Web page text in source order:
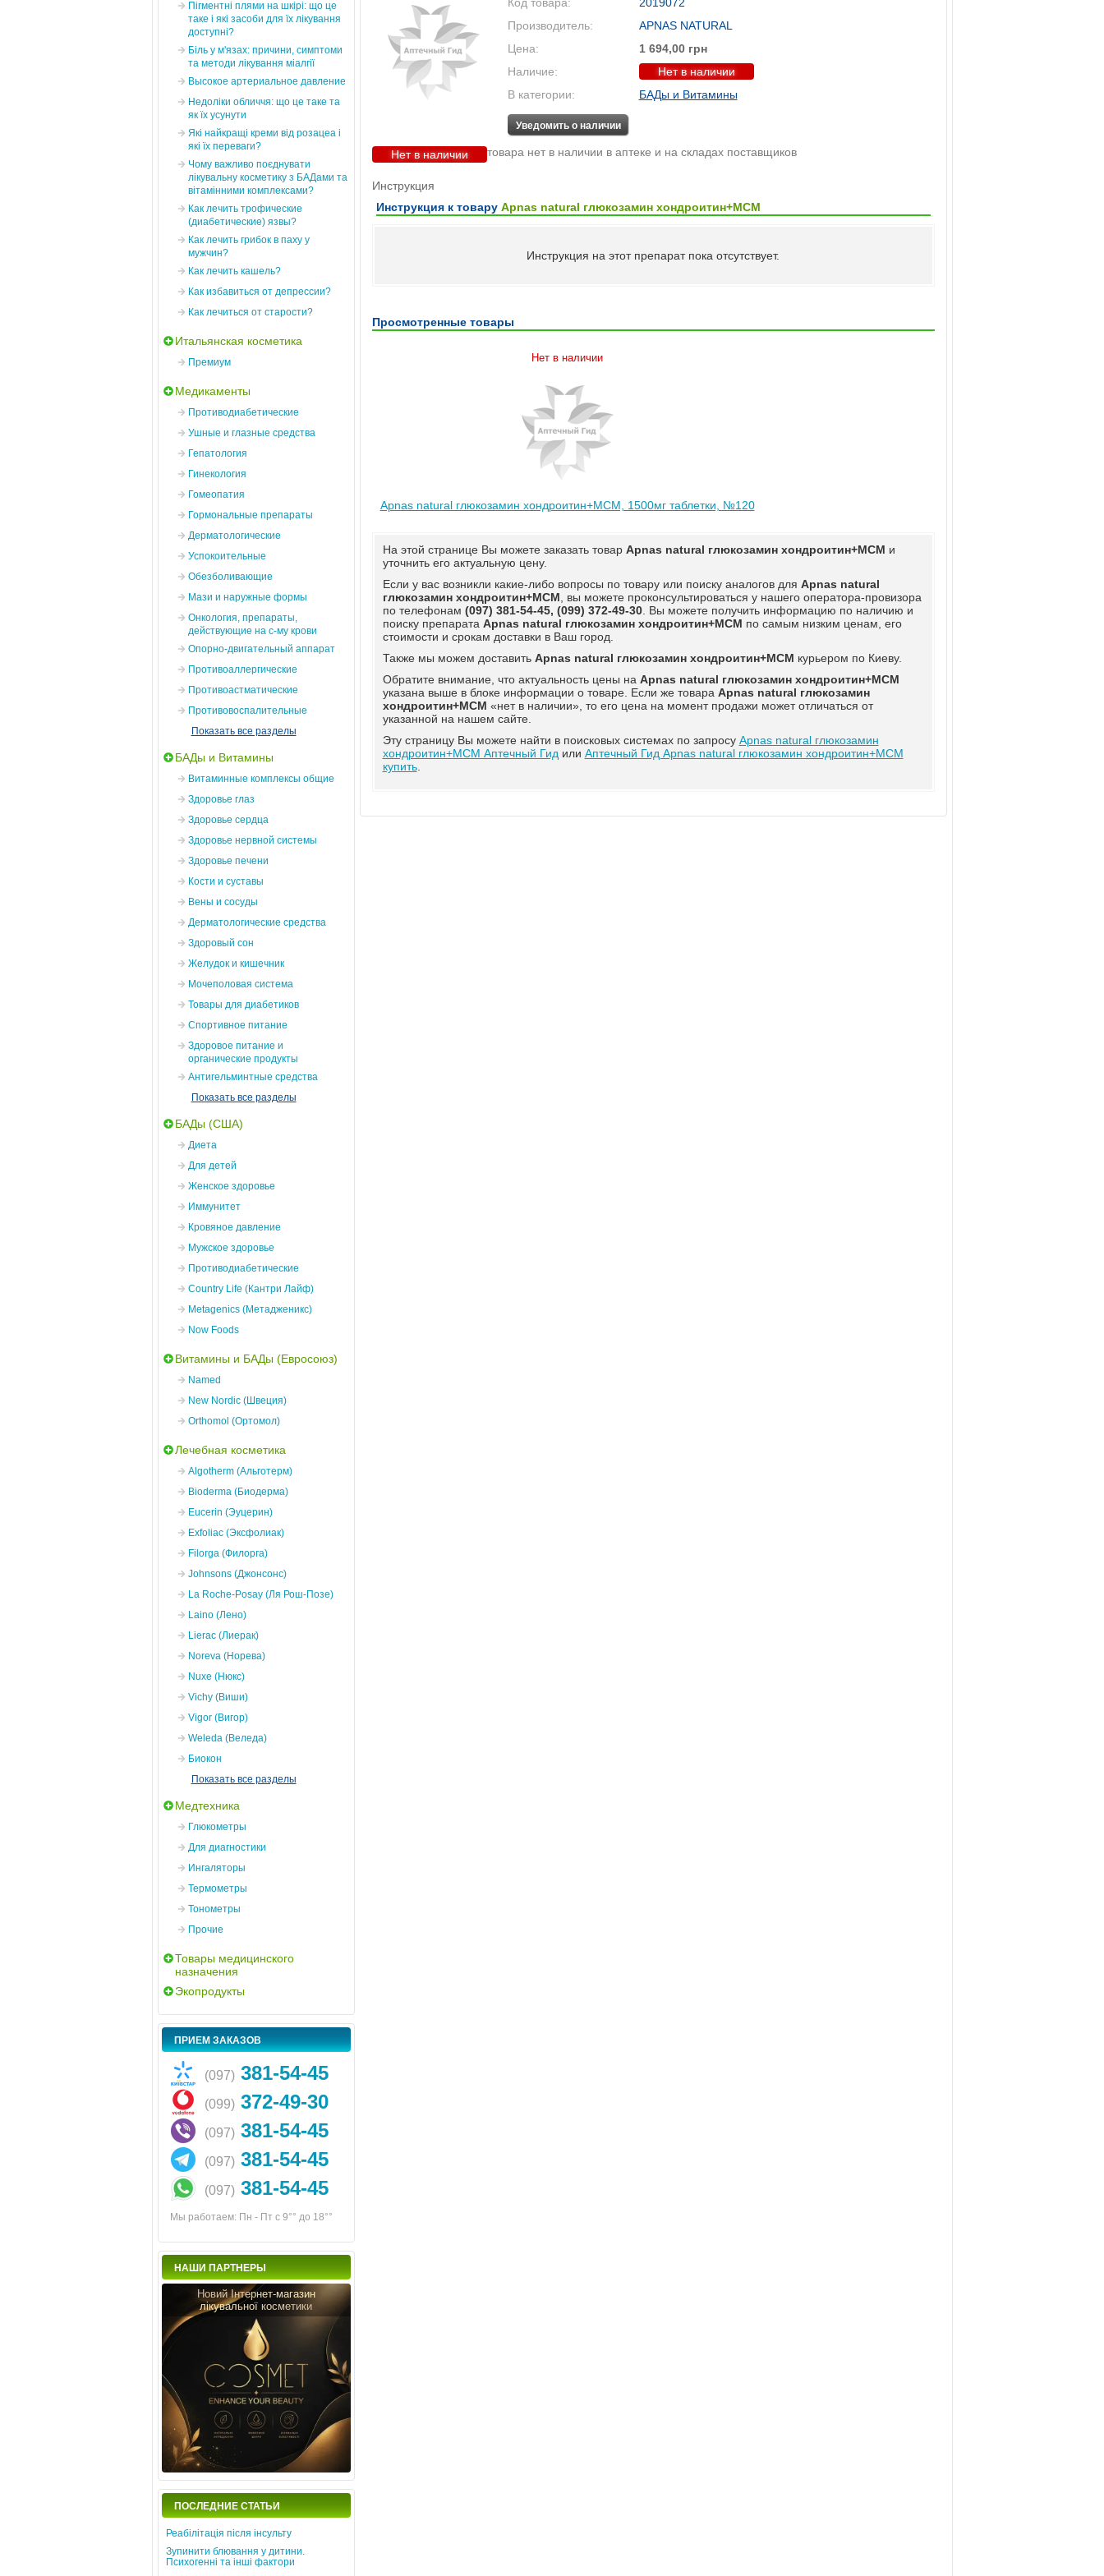
Пігментні плями на шкірі: що це
таке і які засоби для їх лікування
доступні?
Біль у м'язах: причини, симптоми
та методи лікування міалгії
Высокое артериальное давление
Недоліки обличчя: що це таке та
як їх усунути
Які найкращі креми від розацеа і
які їх переваги?
Чому важливо поєднувати
лікувальну косметику з БАДами та
вітамінними комплексами?
Как лечить трофические
(диабетические) язвы?
Как лечить грибок в паху у
мужчин?
Как лечить кашель?
Как избавиться от депрессии?
Как лечиться от старости?
Итальянская косметика
Премиум
Медикаменты
Противодиабетические
Ушные и глазные средства
Гепатология
Гинекология
Гомеопатия
Гормональные препараты
Дерматологические
Успокоительные
Обезболивающие
Мази и наружные формы
Онкология, препараты,
действующие на с-му крови
Опорно-двигательный аппарат
Противоаллергические
Противоастматические
Противовоспалительные
Показать все разделы
БАДы и Витамины
Витаминные комплексы общие
Здоровье глаз
Здоровье сердца
Здоровье нервной системы
Здоровье печени
Кости и суставы
Вены и сосуды
Дерматологические средства
Здоровый сон
Желудок и кишечник
Мочеполовая система
Товары для диабетиков
Спортивное питание
Здоровое питание и
органические продукты
Антигельминтные средства
Показать все разделы
БАДы (США)
Диета
Для детей
Женское здоровье
Иммунитет
Кровяное давление
Мужское здоровье
Противодиабетические
Country Life (Кантри Лайф)
Metagenics (Метадженикс)
Now Foods
Витамины и БАДы (Евросоюз)
Named
New Nordic (Швеция)
Orthomol (Ортомол)
Лечебная косметика
Algotherm (Альготерм)
Bioderma (Биодерма)
Eucerin (Эуцерин)
Exfoliac (Эксфолиак)
Filorga (Филорга)
Johnsons (Джонсонс)
La Roche-Posay (Ля Рош-Позе)
Laino (Лено)
Lierac (Лиерак)
Noreva (Норева)
Nuxe (Нюкс)
Vichy (Виши)
Vigor (Вигор)
Weleda (Веледа)
Биокон
Показать все разделы
Медтехника
Глюкометры
Для диагностики
Ингаляторы
Термометры
Тонометры
Прочие
Товары медицинского
назначения
Экопродукты
ПРИЕМ ЗАКАЗОВ
(097)381-54-45
(099)372-49-30
(097)381-54-45
(097)381-54-45
(097)381-54-45
Мы работаем: Пн - Пт с 9°° до 18°°
НАШИ ПАРТНЕРЫ
Новий Інтернет-магазин
лікувальної косметики
ПОСЛЕДНИЕ СТАТЬИ
Реабілітація після інсульту
Зупинити блювання у дитини.
Психогенні та інші фактори
Производитель:
APNAS NATURAL
Цена:
1 694,00 грн
Наличие:
Нет в наличии
В категории:
БАДы и Витамины
Уведомить о наличии
Нет в наличии товара нет в наличии в аптеке и на складах поставщиков
Инструкция
Инструкция к товару Apnas natural глюкозамин хондроитин+МСМ
Инструкция на этот препарат пока отсутствует.
Просмотренные товары
Нет в наличии
Apnas natural глюкозамин хондроитин+МСМ, 1500мг таблетки, №120
На этой странице Вы можете заказать товар Apnas natural глюкозамин хондроитин+МСМ и
уточнить его актуальную цену.
Если у вас возникли какие-либо вопросы по товару или поиску аналогов для Apnas natural
глюкозамин хондроитин+МСМ , вы можете проконсультироваться у нашего оператора-провизора
по телефонам (097) 381-54-45, (099) 372-49-30. Вы можете получить информацию по наличию и
поиску препарата Apnas natural глюкозамин хондроитин+МСМ по самым низким ценам, его
стоимости и срокам доставки в Ваш город.
Также мы можем доставить Apnas natural глюкозамин хондроитин+МСМ курьером по Киеву.
Обратите внимание, что актуальность цены на Apnas natural глюкозамин хондроитин+МСМ
указана выше в блоке информации о товаре. Если же товара Apnas natural глюкозамин
хондроитин+МСМ «нет в наличии», то его цена на момент продажи может отличаться от
указанной на нашем сайте.
Эту страницу Вы можете найти в поисковых системах по запросу Apnas natural глюкозамин
хондроитин+МСМ Аптечный Гид или Аптечный Гид Apnas natural глюкозамин хондроитин+МСМ
купить.